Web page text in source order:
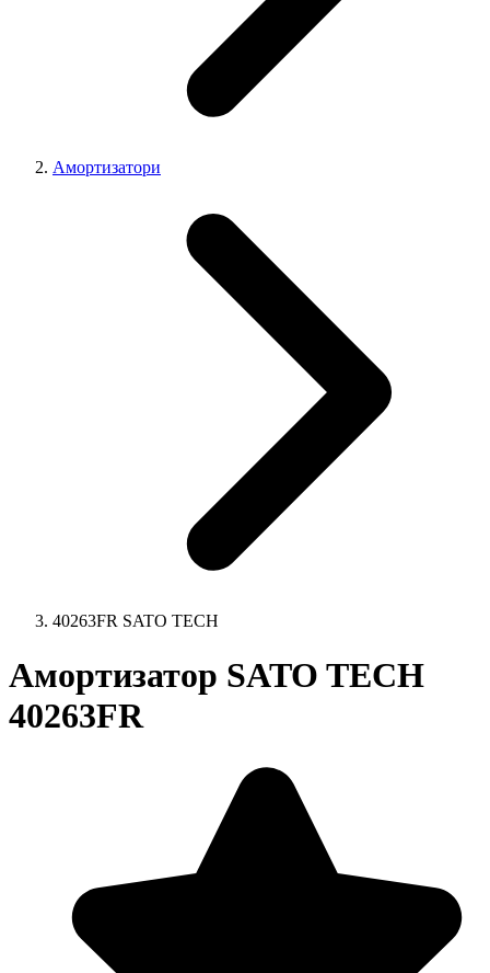
Амортизатори
40263FR SATO TECH
Амортизатор SATO TECH
40263FR